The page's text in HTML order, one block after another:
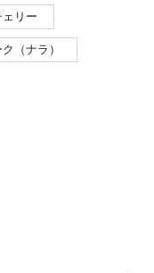
ェリー
（ナラ）